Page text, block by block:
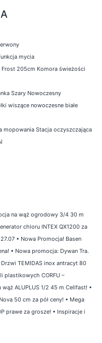
mycia
Frost 205cm Komora świeżości
Szary Nowoczesny
wiszące nowoczesne białe
mopowania Stacja oczyszczająca
na wąż ogrodowy 3/4 30 m
chloru INTEX QX1200 za
• Nowa Promocja! Basen
• Nowa promocja: Dywan Tra.
TEMIDAS inox antracyt 80
plastikowych CORFU –
wąż ALUPLUS 1/2 45 m Cellfast! •
50 cm za pół ceny! • Mega
prawe za grosze! • Inspiracje i